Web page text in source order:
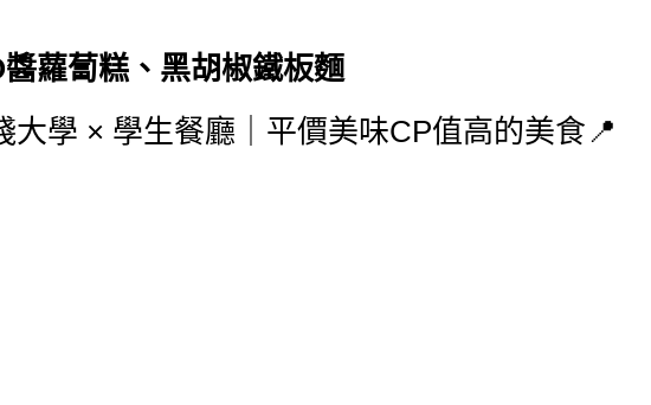
蘿蔔糕、黑胡椒鐵板麵